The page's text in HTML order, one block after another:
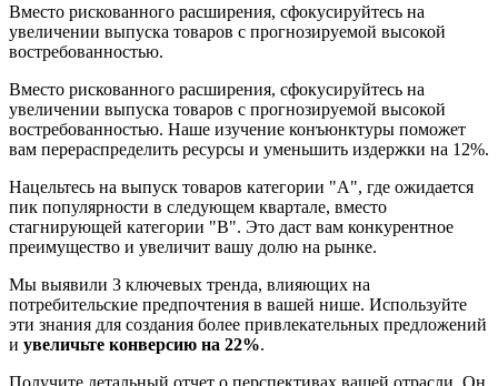
Вместо рискованного расширения, сфокусируйтесь на
увеличении выпуска товаров с прогнозируемой высокой
востребованностью.
Вместо рискованного расширения, сфокусируйтесь на
увеличении выпуска товаров с прогнозируемой высокой
востребованностью. Наше изучение конъюнктуры поможет
вам перераспределить ресурсы и уменьшить издержки на 12%.
Нацельтесь на выпуск товаров категории "А", где ожидается
пик популярности в следующем квартале, вместо
стагнирующей категории "В". Это даст вам конкурентное
преимущество и увеличит вашу долю на рынке.
Мы выявили 3 ключевых тренда, влияющих на
потребительские предпочтения в вашей нише. Используйте
эти знания для создания более привлекательных предложений
и увеличьте конверсию на 22%.
Получите детальный отчет о перспективах вашей отрасли. Он